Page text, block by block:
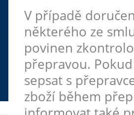
V případě
některého ze
povinen
přepravou.
sepsat s
zboží během